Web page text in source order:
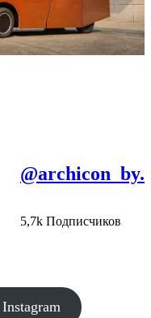
@archicon_by.
5,7k Подписчиков